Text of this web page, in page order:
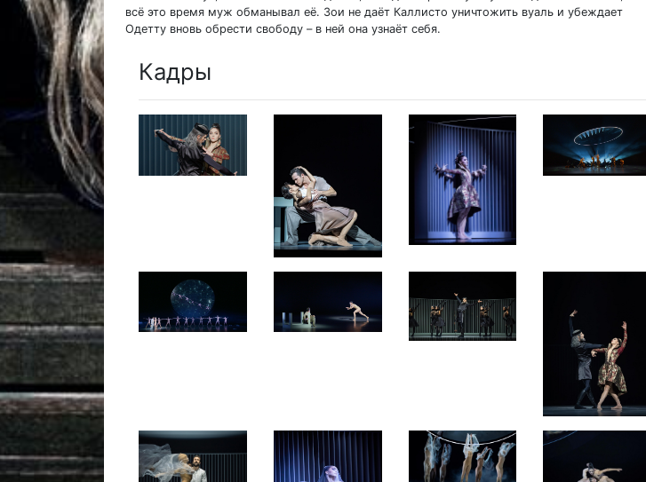
всё это время муж обманывал её. Зои не даёт Каллисто уничтожить вуаль и убеждает
Одетту вновь обрести свободу – в ней она узнаёт себя.
Кадры